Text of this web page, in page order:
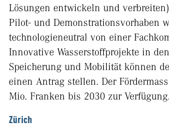
Lösungen entwickeln und
Pilot- und Demonstrationsvorhaben
technologieneutral von einer
Innovative Wasserstoffprojekte in
Speicherung und Mobilität können
einen Antrag stellen. Der
Mio. Franken bis 2030 zur Verfügung.
Zürich